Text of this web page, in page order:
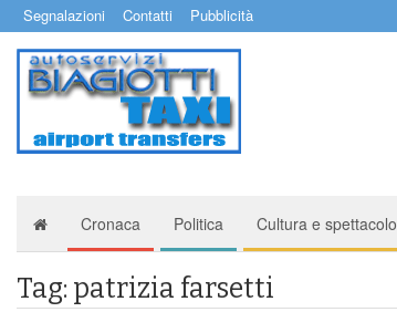
Segnalazioni Contatti Pubblicità
Cronaca Politica Cultura e spettacolo
Tag: patrizia farsetti